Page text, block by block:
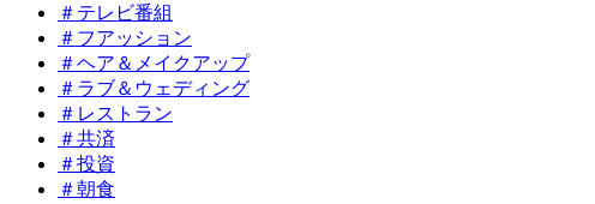
＃テレビ番組
＃フアッション
＃ヘア＆メイクアップ
＃ラブ＆ウェディング
＃レストラン
＃共済
＃投資
＃朝食